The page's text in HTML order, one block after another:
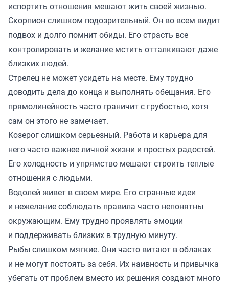
испортить отношения мешают жить своей жизнью.
Скорпион слишком подозрительный. Он во всем видит
подвох и долго помнит обиды. Его страсть все
контролировать и желание мстить отталкивают даже
близких людей.
Стрелец не может усидеть на месте. Ему трудно
доводить дела до конца и выполнять обещания. Его
прямолинейность часто граничит с грубостью, хотя
сам он этого не замечает.
Козерог слишком серьезный. Работа и карьера для
него часто важнее личной жизни и простых радостей.
Его холодность и упрямство мешают строить теплые
отношения с людьми.
Водолей живет в своем мире. Его странные идеи
и нежелание соблюдать правила часто непонятны
окружающим. Ему трудно проявлять эмоции
и поддерживать близких в трудную минуту.
Рыбы слишком мягкие. Они часто витают в облаках
и не могут постоять за себя. Их наивность и привычка
убегать от проблем вместо их решения создают много